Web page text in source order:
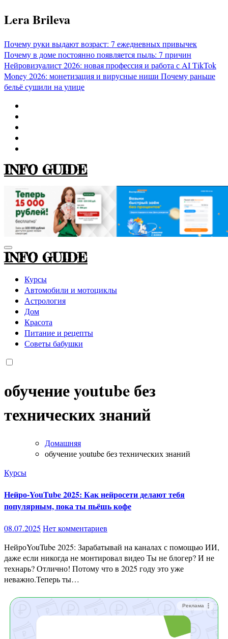
Перейти
к
Lera Brileva
Почему руки выдают возраст: 7 ежедневных привычек
Почему в доме постоянно появляется пыль: 7 причин
Нейровизуалист 2026: новая профессия и работа с AITikTok
Money 2026: монетизация и вирусные ниши Почему раньше
бельё сушили на улице
INFO GUIDE
INFO GUIDE
Курсы
Автомобили и мотоциклы
Астрология
Дом
Красота
Питание и рецепты
Советы бабушки
обучение youtube без
технических знаний
Домашняя
обучение youtube без технических знаний
Курсы
Нейро-YouTube 2025: Как нейросети делают тебя
популярным, пока ты пьёшь кофе
08.07.2025 Нет комментариев
НейроYouTube 2025: Зарабатывай на каналах с помощью ИИ,
даже если никогда не монтировал видео Ты не блогер? И не
технарь? Отлично! Потому что в 2025 году это уже
неважно.Теперь ты…
Реклама